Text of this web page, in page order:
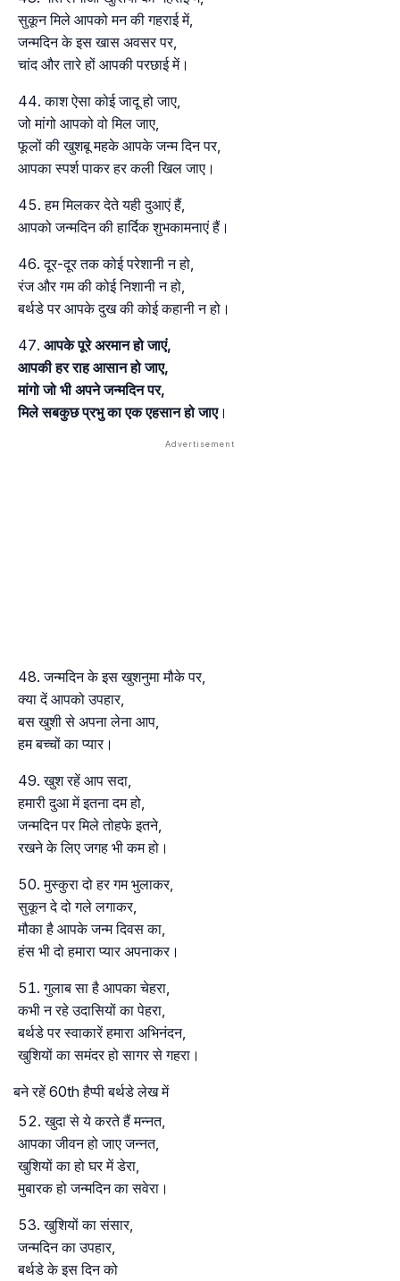
सुकून मिले आपको मन की गहराई में,
जन्मदिन के इस खास अवसर पर,
चांद और तारे हों आपकी परछाई में।
काश ऐसा कोई जादू हो जाए,
जो मांगो आपको वो मिल जाए,
फूलों की खुशबू महके आपके जन्म दिन पर,
आपका स्पर्श पाकर हर कली खिल जाए।
हम मिलकर देते यही दुआएं हैं,
आपको जन्मदिन की हार्दिक शुभकामनाएं हैं।
दूर-दूर तक कोई परेशानी न हो,
रंज और गम की कोई निशानी न हो,
बर्थडे पर आपके दुख की कोई कहानी न हो।
आपके पूरे अरमान हो जाएं,
आपकी हर राह आसान हो जाए,
मांगो जो भी अपने जन्मदिन पर,
मिले सबकुछ प्रभु का एक एहसान हो जाए।
जन्मदिन के इस खुशनुमा मौके पर,
क्या दें आपको उपहार,
बस खुशी से अपना लेना आप,
हम बच्चों का प्यार।
खुश रहें आप सदा,
हमारी दुआ में इतना दम हो,
जन्मदिन पर मिले तोहफे इतने,
रखने के लिए जगह भी कम हो।
मुस्कुरा दो हर गम भुलाकर,
सुकून दे दो गले लगाकर,
मौका है आपके जन्म दिवस का,
हंस भी दो हमारा प्यार अपनाकर।
गुलाब सा है आपका चेहरा,
कभी न रहे उदासियों का पेहरा,
बर्थडे पर स्वाकारें हमारा अभिनंदन,
खुशियों का समंदर हो सागर से गहरा।
बने रहें 60th हैप्पी बर्थडे लेख में
खुदा से ये करते हैं मन्नत,
आपका जीवन हो जाए जन्नत,
खुशियों का हो घर में डेरा,
मुबारक हो जन्मदिन का सवेरा।
खुशियों का संसार,
जन्मदिन का उपहार,
बर्थडे के इस दिन को